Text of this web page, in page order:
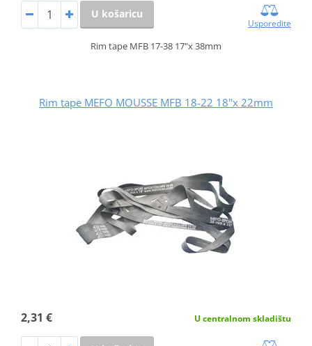
U košaricu
Usporedite
Rim tape MFB 17-38 17"x 38mm
Rim tape MEFO MOUSSE MFB 18-22 18"x 22mm
2,31 € U centralnom skladištu